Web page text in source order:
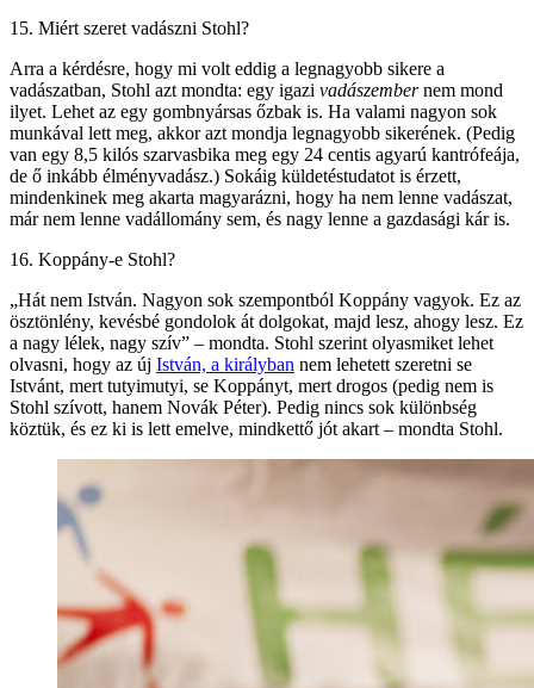
15. Miért szeret vadászni Stohl?
Arra a kérdésre, hogy mi volt eddig a legnagyobb sikere a
vadászatban, Stohl azt mondta: egy igazi vadászembernem mond
ilyet. Lehet az egy gombnyársas őzbak is. Ha valami nagyon sok
munkával lett meg, akkor azt mondja legnagyobb sikerének. (Pedig
van egy 8,5 kilós szarvasbika meg egy 24 centis agyarú kantrófeája,
de ő inkább élményvadász.) Sokáig küldetéstudatot is érzett,
mindenkinek meg akarta magyarázni, hogy ha nem lenne vadászat,
már nem lenne vadállomány sem, és nagy lenne a gazdasági kár is.
16. Koppány-e Stohl?
„Hát nem István. Nagyon sok szempontból Koppány vagyok. Ez az
ösztönlény, kevésbé gondolok át dolgokat, majd lesz, ahogy lesz. Ez
a nagy lélek, nagy szív” – mondta. Stohl szerint olyasmiket lehet
olvasni, hogy az új István, a királyban nem lehetett szeretni se
Istvánt, mert tutyimutyi, se Koppányt, mert drogos (pedig nem is
Stohl szívott, hanem Novák Péter). Pedig nincs sok különbség
köztük, és ez ki is lett emelve, mindkettő jót akart – mondta Stohl.